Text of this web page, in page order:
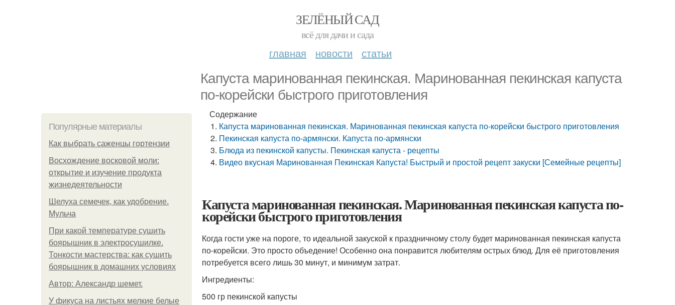
ЗЕЛЁНЫЙ САД
всё для дачи и сада
главная новости статьи
Капуста маринованная пекинская. Маринованная пекинская капуста
по-корейски быстрого приготовления
Популярные материалы
Как выбрать саженцы гортензии
Восхождение восковой моли:
открытие и изучение продукта
жизнедеятельности
Шелуха семечек, как удобрение.
Мульча
При какой температуре сушить
боярышник в электросушилке.
Тонкости мастерства: как сушить
боярышник в домашних условиях
Автор: Александр шемет.
У фикуса на листьях мелкие белые
Содержание
Капуста маринованная пекинская. Маринованная пекинская капуста по-корейски быстрого приготовления
Пекинская капуста по-армянски. Капуста по-армянски
Блюда из пекинской капусты. Пекинская капуста - рецепты
Видео вкусная Маринованная Пекинская Капуста! Быстрый и простой рецепт закуски [Семейные рецепты]
Капуста маринованная пекинская. Маринованная пекинская капуста по-
корейски быстрого приготовления
Когда гости уже на пороге, то идеальной закуской к праздничному столу будет маринованная пекинская капуста
по-корейски. Это просто объедение! Особенно она понравится любителям острых блюд. Для её приготовления
потребуется всего лишь 30 минут, и минимум затрат.
Ингредиенты:
500 гр пекинской капусты